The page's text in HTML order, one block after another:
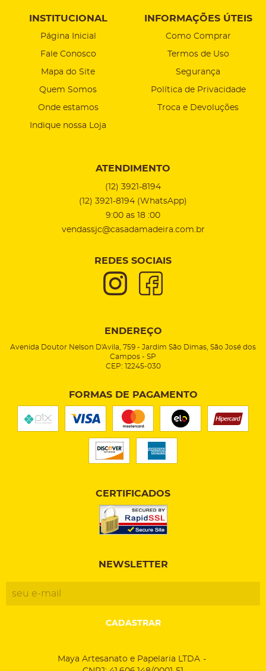
INSTITUCIONAL
Página Inicial
Fale Conosco
Mapa do Site
Quem Somos
Onde estamos
Indique nossa Loja
INFORMAÇÕES ÚTEIS
Como Comprar
Termos de Uso
Segurança
Política de Privacidade
Troca e Devoluções
ATENDIMENTO
(12) 3921-8194
(12) 3921-8194 (WhatsApp)
9:00 as 18 :00
vendassjc@casadamadeira.com.br
REDES SOCIAIS
ENDEREÇO
Avenida Doutor Nelson D'Avila, 759 - Jardim São Dimas, São José dos
Campos - SP
CEP: 12245-030
FORMAS DE PAGAMENTO
CERTIFICADOS
NEWSLETTER
CADASTRAR
Maya Artesanato e Papelaria LTDA